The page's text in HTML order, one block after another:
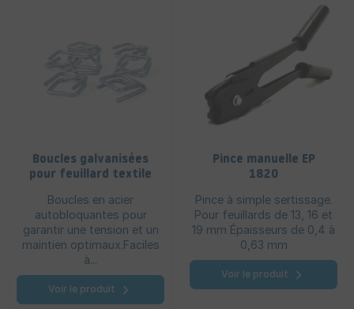
Boucles galvanisées
pour feuillard textile
Boucles en acier
autobloquantes pour
garantir une tension et un
maintien optimaux.Faciles
à...
Voir le produit
Pince manuelle EP
1820
Pince à simple sertissage.
Pour feuillards de 13, 16 et
19 mm Épaisseurs de 0,4 à
0,63 mm
Voir le produit